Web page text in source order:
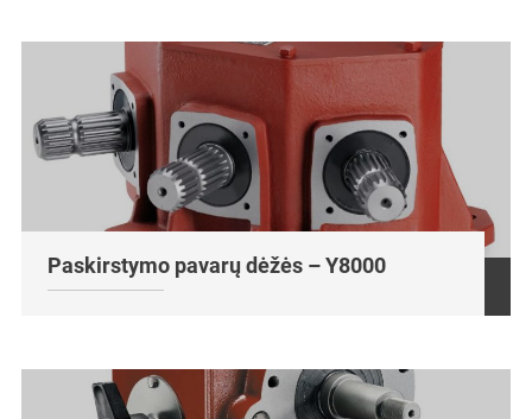
Paskirstymo pavarų dėžės – Y8000